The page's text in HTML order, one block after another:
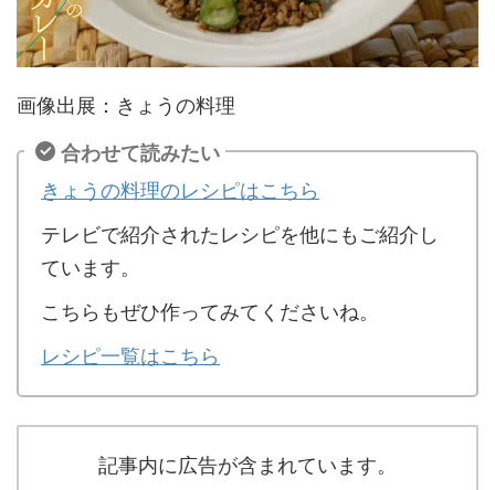
画像出展：きょうの料理
合わせて読みたい
きょうの料理のレシピはこちら
テレビで紹介されたレシピを他にもご紹介し
ています。
こちらもぜひ作ってみてくださいね。
レシピ一覧はこちら
記事内に広告が含まれています。